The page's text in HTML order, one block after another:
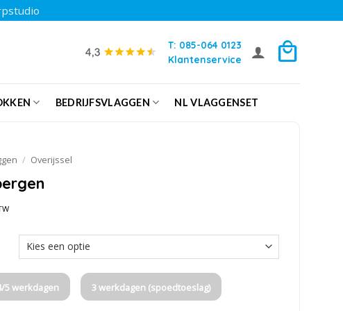
T: 085-064 0123
Klantenservice
BEDRIJFSVLAGGEN NL VLAGGENSET
/ Overijssel
5 werkdagen 3 werkdagen (spoedtoeslag)